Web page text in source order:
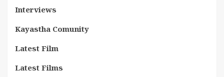
Interviews
Kayastha Comunity
Latest Film
Latest Films